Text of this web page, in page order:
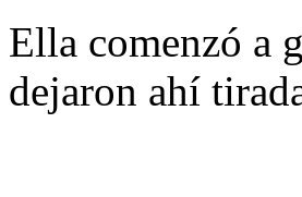
Ella comenzó a
dejaron ahí